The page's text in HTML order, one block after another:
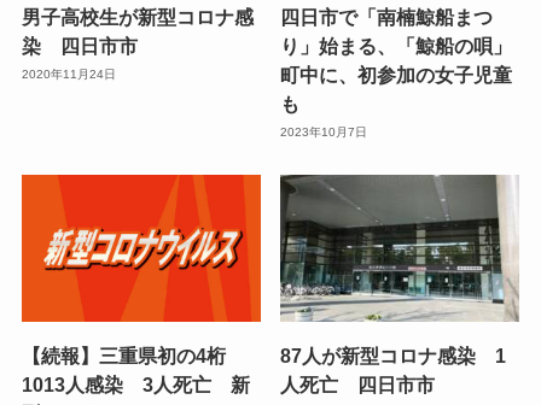
男子高校生が新型コロナ感
染 四日市市
2020年11月24日
四日市で「南楠鯨船まつ
り」始まる、「鯨船の唄」
町中に、初参加の女子児童
も
2023年10月7日
【続報】三重県初の4桁
1013人感染 3人死亡 新
87人が新型コロナ感染 1
人死亡 四日市市